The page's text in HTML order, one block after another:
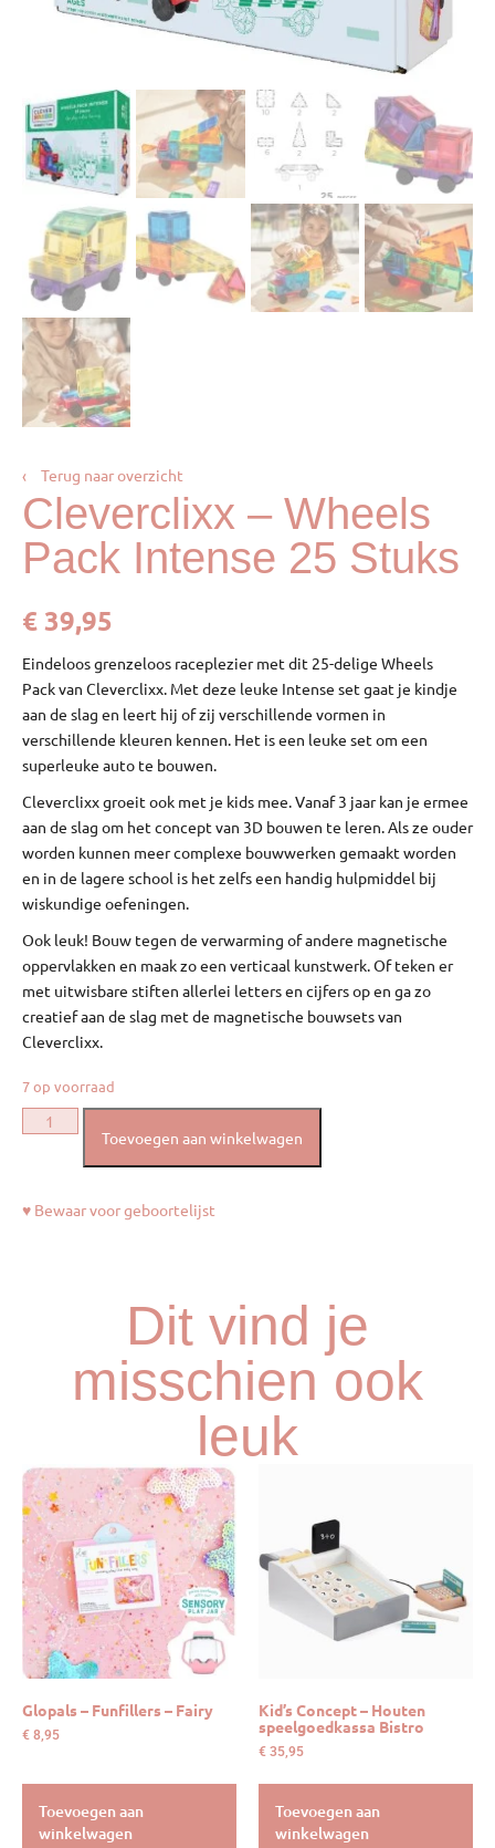
‹ Terug naar overzicht
Cleverclixx – Wheels
Pack Intense 25 Stuks
€39,95
Eindeloos grenzeloos raceplezier met dit 25-delige Wheels
Packvan Cleverclixx. Met deze leuke Intense set gaat je kindje
aan de slag en leert hij of zij verschillende vormen in
verschillende kleuren kennen. Het is een leuke set om een
superleuke auto te bouwen.
Cleverclixx groeit ook met je kids mee. Vanaf 3 jaar kan je ermee
aan de slag om het concept van 3D bouwen te leren. Als ze ouder
worden kunnen meer complexe bouwwerken gemaakt worden
en in de lagere school is het zelfs een handig hulpmiddel bij
wiskundige oefeningen.
Ook leuk! Bouw tegen de verwarming of andere magnetische
oppervlakken en maak zo een verticaal kunstwerk. Of teken er
met uitwisbare stiften allerlei letters en cijfers op en ga zo
creatief aan de slag met de magnetische bouwsets van
Cleverclixx.
7 op voorraad
Toevoegen aan winkelwagen
♥ Bewaar voor geboortelijst
Dit vind je
misschien ook
leuk
Glopals – Funfillers – Fairy
€ 8,95
Toevoegen aan
winkelwagen
Kid’s Concept – Houten
speelgoedkassa Bistro
€ 35,95
Toevoegen aan
winkelwagen